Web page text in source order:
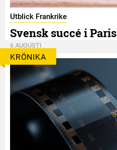
Utblick Frankrike
Svensk succé i Paris
6 AUGUSTI
KRÖNIKA